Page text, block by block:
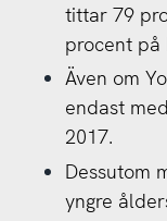
tittar 79
procent på
Även om
endast
2017.
Dessutom
yngre